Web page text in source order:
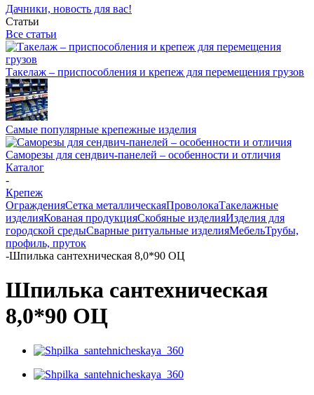
Дачники, новость для вас!
Статьи
Все статьи
Такелаж – приспособления и крепеж для перемещения грузов
Самые популярные крепежные изделия
Саморезы для сендвич-панелей – особенности и отличия
Каталог
-
Крепеж
ОгражденияСетка металлическаяПроволокаТакелажные
изделияКованая продукцияСкобяные изделияИзделия для
городской средыСварные ритуальные изделияМебельТрубы,
профиль, пруток
-Шпилька сантехническая 8,0*90 ОЦ
Шпилька сантехническая
8,0*90 ОЦ